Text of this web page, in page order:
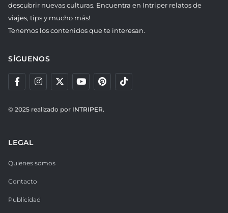
descubrir nuevas culturas. Encuentra en Intriper relatos de
viajes, tips y mucho más!
Tenemos los contenidos que te interesan.
SÍGUENOS
© 2025 realizado por INTRIPER.
LEGAL
Quienes somos
Contacto
Publicidad